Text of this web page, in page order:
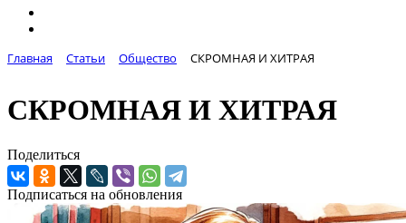
Главная Статьи Общество СКРОМНАЯ И ХИТРАЯ
СКРОМНАЯ И ХИТРАЯ
Поделиться
Подписаться на обновления